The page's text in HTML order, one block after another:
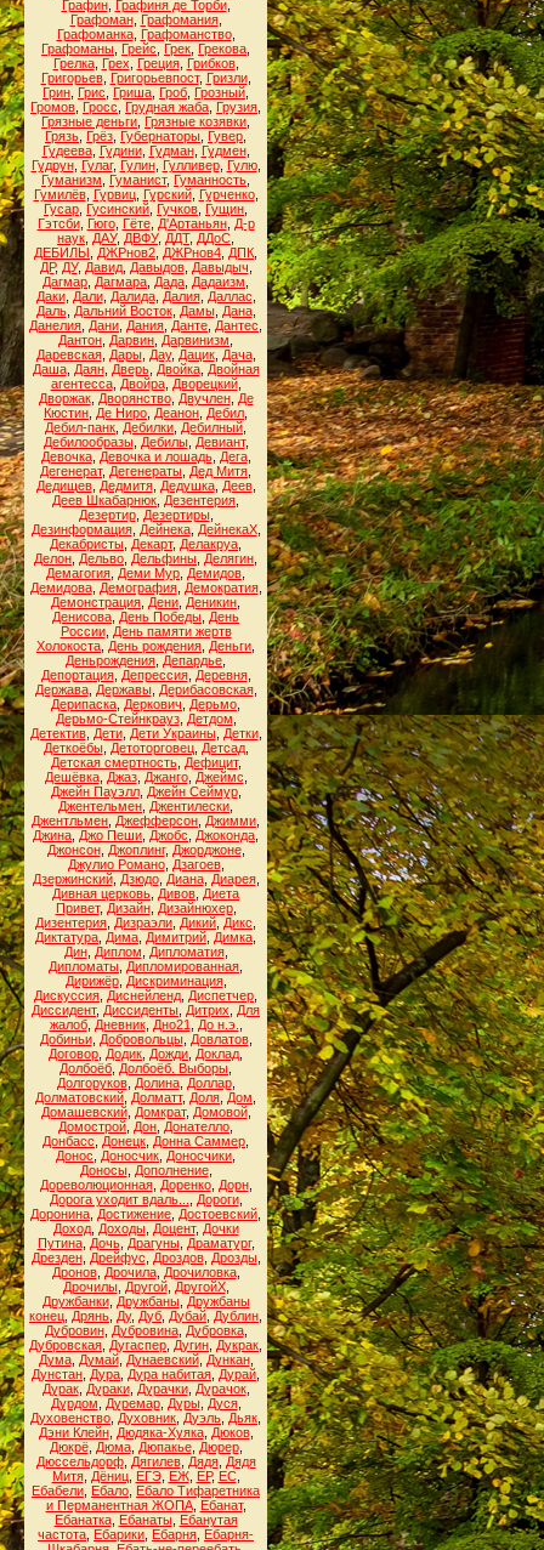
Графин, Графиня де Торби,
Графоман, Графомания,
Графоманка, Графоманство,
Графоманы Грейс Грек Грекова
Грелка, Грех Греция, Грибков,
Григорьев, Григорьевпост, Гризли,
Грин Грис Гриша Гроб Грозный
Громов Гросс Грудная жаба Грузия
Грязные деньги Грязные козявки
Грязь Грёз Губернаторы Гувер
Гудеева, Гудини, Гудман, Гудмен,
Гудрун, Гулаг, Гулин, Гулливер, Гулю,
Гуманизм
Гуманист, Гуманность
Гумилёв, Гурвиц, Гурский, Гурченко,
Гусар Гусинский Гучков Гущин
Гэтсби, Гюго, Гёте, Д'Артаньян, Д-р
наук ДАУ, ДВФУ, ДДТ, ДДоС
ДЕБИЛЫ
ДЖРнов2 ДЖРнов4 ДПК
ДР, ДУ, Давид, Давыдов, Давыдыч
Дагмар Дагмара Дада Дадаизм
Даки, Дали, Далида, Далия, Даллас
Даль, Дальний Восток, Дамы, Дана,
Данелия Дани Дания Данте Дантес
Дантон Дарвин Дарвинизм
Даревская, Дары, Дау, Дацик, Дача,
Даша, Даян, Дверь, Двойка, Двойная
агентесса, Двойра, Дворецкий,
Дворжак, Дворянство, Двучлен, Де
Кюстин Де Ниро Деанон Дебил
Дебил-панк Дебилки Дебилный
Дебилообразы, Дебилы, Девиант,
Девочка, Девочка и лошадь, Дега,
Дегенерат, Дегенераты Дед Митя
Дедищев, Дедмитя, Дедушка, Деев,
Деев Шкабарнюк Дезентерия
Дезертир, Дезертиры,
Дезинформация, Дейнека, ДейнекаХ,
Декабристы Декарт, Делакруа
Делон Дельво Дельфины Делягин
Демагогия Деми Мур Демидов
Демидова, Демография, Демократия,
Демонстрация Дени Деникин
Денисова День Победы День
России, День памяти жертв
Холокоста День рождения Деньги
Деньрождения Депардье
Депортация, Депрессия, Деревня,
Держава, Державы, Дерибасовская,
Дерипаска Деркович Дерьмо
Дерьмо-Стейнкрауз, Детдом
Детектив, Дети, Дети Украины, Детки,
Деткоёбы, Детоторговец, Детсад,
Детская смертность, Дефицит,
Дешёвка, Джаз, Джанго, Джеймс
Джейн Пауэлл, Джейн Сеймур,
Джентельмен Джентилески
Джентльмен Джефферсон Джимми
Джина Джо Пеши Джобс Джоконда
Джонсон, Джоплинг, Джорджоне,
Джулио Романо, Дзагоев,
Дзержинский, Дзюдо, Диана, Диарея,
Дивная церковь Дивов Диета
Привет, Дизайн, Дизайнюхер,
Дизентерия Дизраэли Дикий Дикс
Диктатура Дима Димитрий Димка
Дин, Диплом Дипломатия,
Дипломаты Дипломированная
Дирижёр, Дискриминация,
Дискуссия Диснейленд Диспетчер
Диссидент, Диссиденты Дитрих
Для
жалоб, Дневник, Дно21 До н.э.
Добиньи, Добровольцы, Довлатов,
Договор Додик Дожди Доклад
Долбоёб Долбоёб. Выборы
Долгоруков, Долина, Доллар,
Долматовский Долматт, Доля Дом
Домашевский, Домкрат, Домовой,
Домострой Дон Донателло
Донбасс
Донецк Донна Саммер
Донос
Доносчик Доносчики
Доносы, Дополнение,
Дореволюционная, Доренко, Дорн,
Дорога уходит вдаль...
Дороги,
Доронина Достижение Достоевский
Доход, Доходы, Доцент, Дочки
Путина, Дочь, Драгуны, Драматург,
Дрезден, Дрейфус Дроздов, Дрозды,
Дронов, Дрочила, Дрочиловка,
Дрочилы, Другой, ДругойХ,
Дружбанки, Дружбаны, Дружбаны
конец Дрянь Ду, Дуб Дубай Дублин
Дубровин, Дубровина, Дубровка,
Дубровская Дугаспер Дугин Дукрак
Дума, Думай, Дунаевский, Дункан,
Дунстан Дура Дура набитая Дурай
Дурак, Дураки, Дурачки, Дурачок,
Дурдом
Дуремар, Дуры, Дуся,
Духовенство Духовник Дуэль Дьяк
Дэни Клейн, Дюдяка-Хуяка, Дюков,
Дюкрё, Дюма, Дюпакье, Дюрер,
Дюссельдорф, Дягилев, Дядя, Дядя
Митя, Дёниц, ЕГЭ, ЕЖ, ЕР, ЕС,
Ебабели Ебало Ебало Тифаретника
и Перманентная ЖОПА, Ебанат,
Ебанатка, Ебанаты, Ебанутая
частота Ебарики Ебарня Ебарня-